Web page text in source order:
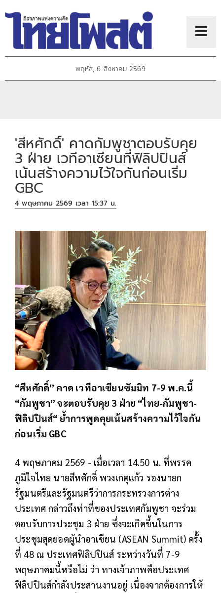
พฤหัส, 6 สิงหาคม 2569
'สีหศักดิ์' คาดกัมพูชาตอบรับคุย
3 ฝ่าย เวทีอาเซียนที่ฟิลิปปินส์
เน้นสร้างความไว้ใจกันก่อนเริ่ม
GBC
4 พฤษภาคม 2569 เวลา 15:37 น.
“สีหศักดิ์” คาด เวทีอาเซียนซัมมิท 7-9 พ.ค.นี้
“กัมพูชา” จะตอบรับคุย 3 ฝ่าย “ไทย-กัมพูชา-
ฟิลิปปินส์“ ย้ำการพูดคุยเน้นสร้างความไว้ใจกัน
ก่อนเริ่ม GBC
4 พฤษภาคม 2569 - เมื่อเวลา 14.50 น. ที่พรรค
ภูมิใจไทย นายสีหศักดิ์ พวงเกตุแก้ว รองนายก
รัฐมนตรีและรัฐมนตรีว่าการกระทรวงการต่าง
ประเทศ กล่าวถึงท่าที่ของประเทศกัมพูชา จะร่วม
ตอบรับการประชุม 3 ฝ่าย ซึ่งจะเกิดขึ้นในการ
ประชุมสุดยอดผู้นำอาเซียน (ASEAN Summit) ครั้ง
ที่ 48 ณ ประเทศฟิลิปปินส์ ระหว่างวันที่ 7-9
พฤษภาคมนี้หรือไม่ ว่า ทางเจ้าภาพคือประเทศ
ฟิลิปปินส์กำลังประสานงานอยู่ เนื่องจากต้องการให้